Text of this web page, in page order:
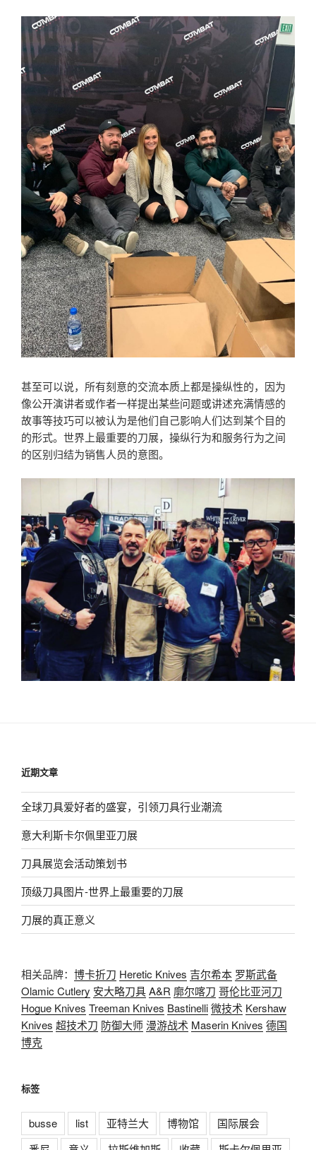
甚至可以说，所有刻意的交流本质上都是操纵性的，因为
像公开演讲者或作者一样提出某些问题或讲述充满情感的
故事等技巧可以被认为是他们自己影响人们达到某个目的
的形式。世界上最重要的刀展，操纵行为和服务行为之间
的区别归结为销售人员的意图。
近期文章
全球刀具爱好者的盛宴，引领刀具行业潮流
意大利斯卡尔佩里亚刀展
刀具展览会活动策划书
顶级刀具图片-世界上最重要的刀展
刀展的真正意义
相关品牌： 博卡折刀 Heretic Knives 吉尔希本 罗斯武备
Olamic Cutlery 安大略刀具A&R 廓尔喀刀 哥伦比亚河刀
Hogue Knives Treeman Knives Bastinelli微技术 Kershaw
Knives 超技术刀 防御大师漫游战术 Maserin Knives 德国
博克
标签
busse list 亚特兰大 博物馆
国际展会